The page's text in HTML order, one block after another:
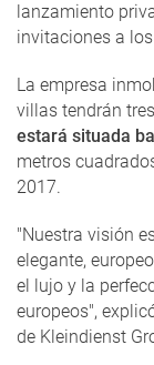
lanzamiento
invitaciones a
La empresa
villas tendrán
estará situada
metros
2017.
"Nuestra visión
elegante,
el lujo y la
europeos",
de Kleindienst